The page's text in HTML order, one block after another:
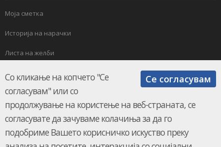
Моја сметка
Историја на нарачки
Листа на желби
Електронски билтен
Се согласувам
Со кликање на копчето "Се
согласувам" или со
продолжување на користење на веб-страната, се
согласувате да зачуваме колачиња за да го
подобриме Вашето корисничко искуство преку